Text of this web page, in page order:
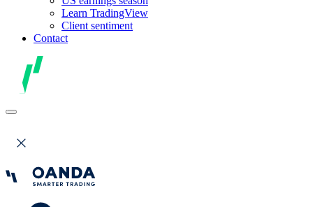
Learn TradingView
Client sentiment
Contact